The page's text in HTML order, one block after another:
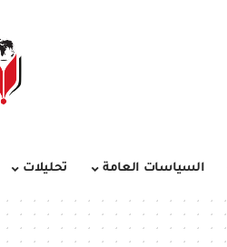
السياسات العامة تحليلات